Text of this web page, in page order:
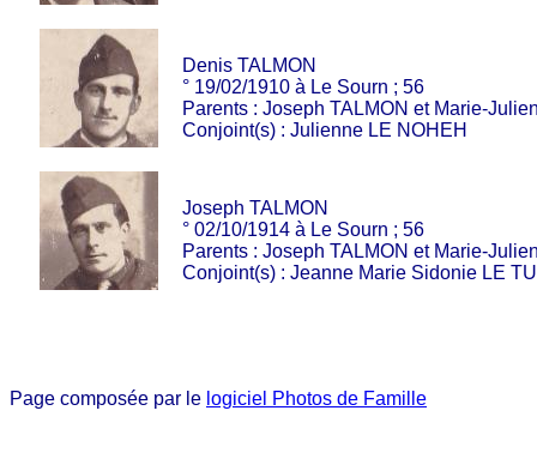
Denis TALMON
° 19/02/1910 à Le Sourn ; 56
Parents : Joseph TALMON et Marie-
Conjoint(s) : Julienne LE NOHEH
Joseph TALMON
° 02/10/1914 à Le Sourn ; 56
Parents : Joseph TALMON et Marie-
Conjoint(s) : Jeanne Marie Sidonie LE
Page composée par le logiciel Photos de Famille